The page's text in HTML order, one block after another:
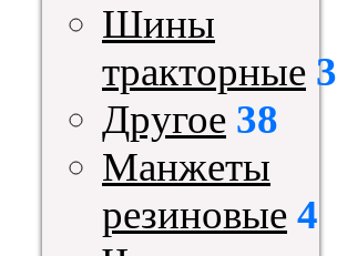
Шины
тракторные 3
Другое 38
Манжеты
резиновые 4